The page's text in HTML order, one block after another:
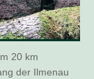
20 km
der Ilmenau